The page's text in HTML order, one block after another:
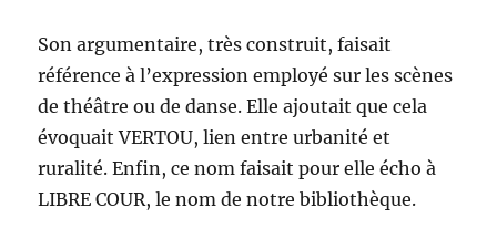
Son argumentaire, très construit, faisait
référence à l’expression employé sur les scènes
de théâtre ou de danse. Elle ajoutait que cela
évoquait VERTOU, lien entre urbanité et
ruralité. Enfin, ce nom faisait pour elle écho à
LIBRE COUR, le nom de notre bibliothèque.